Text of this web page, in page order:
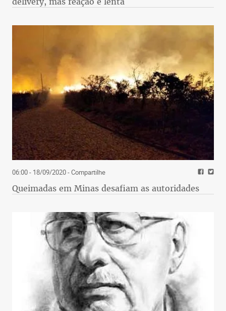
06:00 - 18/09/2020- Compartilhe
Queimadas em Minas desafiam as autoridades